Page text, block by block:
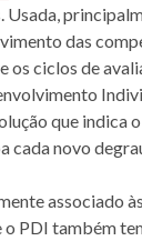
Usada,
das
os ciclos de
que indica
cada novo
associado
PDI também